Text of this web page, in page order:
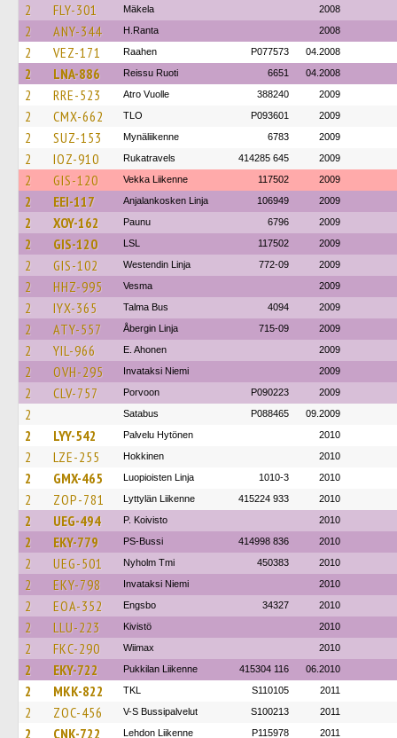
2 FLY-301 Mäkela 2008
2 ANY-344 H.Ranta 2008
2 VEZ-171 Raahen P077573 04.2008
2 LNA-886 Reissu Ruoti 6651 04.2008
2 RRE-523 Atro Vuolle 388240 2009
2 CMX-662 TLO P093601 2009
2 SUZ-153 Mynäliikenne 6783 2009
2 IOZ-910 Rukatravels 414285 645 2009
2 GIS-120 Vekka Liikenne 117502 2009
2 EEI-117 Anjalankosken Linja 106949 2009
2 XOY-162 Paunu 6796 2009
2 GIS-120 LSL 117502 2009
2 GIS-102 Westendin Linja 772-09 2009
2 HHZ-995 Vesma 2009
2 IYX-365 Talma Bus 4094 2009
2 ATY-557 Åbergin Linja 715-09 2009
2 YIL-966 E. Ahonen 2009
2 OVH-295 Invataksi Niemi 2009
2 CLV-757 Porvoon P090223 2009
2 Satabus P088465 09.2009
2 LYY-542 Palvelu Hytönen 2010
2 LZE-255 Hokkinen 2010
2 GMX-465 Luopioisten Linja 1010-3 2010
2 ZOP-781 Lyttylän Liikenne 415224 933 2010
2 UEG-494 P. Koivisto 2010
2 EKY-779 PS-Bussi 414998 836 2010
2 UEG-501 Nyholm Tmi 450383 2010
2 EKY-798 Invataksi Niemi 2010
2 EOA-352 Engsbo 34327 2010
2 LLU-223 Kivistö 2010
2 FKC-290 Wiimax 2010
2 EKY-722 Pukkilan Liikenne 415304 116 06.2010
2 MKK-822 TKL S110105 2011
2 ZOC-456 V-S Bussipalvelut S100213 2011
2 CNK-722 Lehdon Liikenne P115978 2011